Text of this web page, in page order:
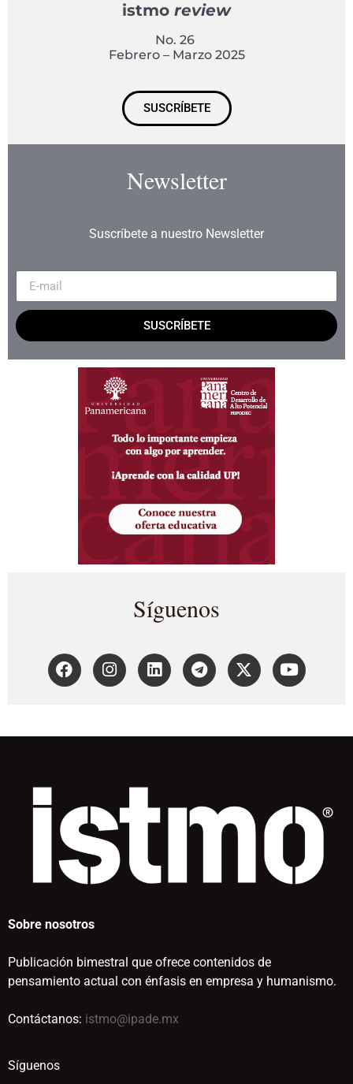
istmo review
No. 26
Febrero – Marzo 2025
SUSCRÍBETE
Newsletter
Suscríbete a nuestro Newsletter
SUSCRÍBETE
Síguenos
Sobre nosotros
Publicación bimestral que ofrece contenidos de
pensamiento actual con énfasis en empresa y humanismo.
Contáctanos: istmo@ipade.mx
Síguenos